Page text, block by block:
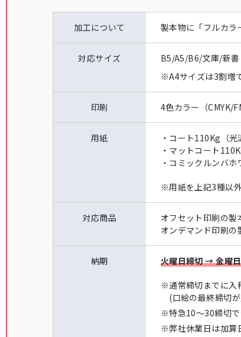
加工について 製本物に「フルカラ
対応サイズ
B5/A5/B6/文庫/新書
※A4サイズは3割増
印刷 4色カラー（CMYK/
用紙
・コート110Kg（光
・マットコート
・コミックルンバホ
※用紙を上記3種以
対応商品
オフセット印刷の製
オンデマンド印刷の
納期 火曜日締切 → 金曜
※通常締切までに入
(口絵の最終締切
※特急10〜30締切
※弊社休業日は加算